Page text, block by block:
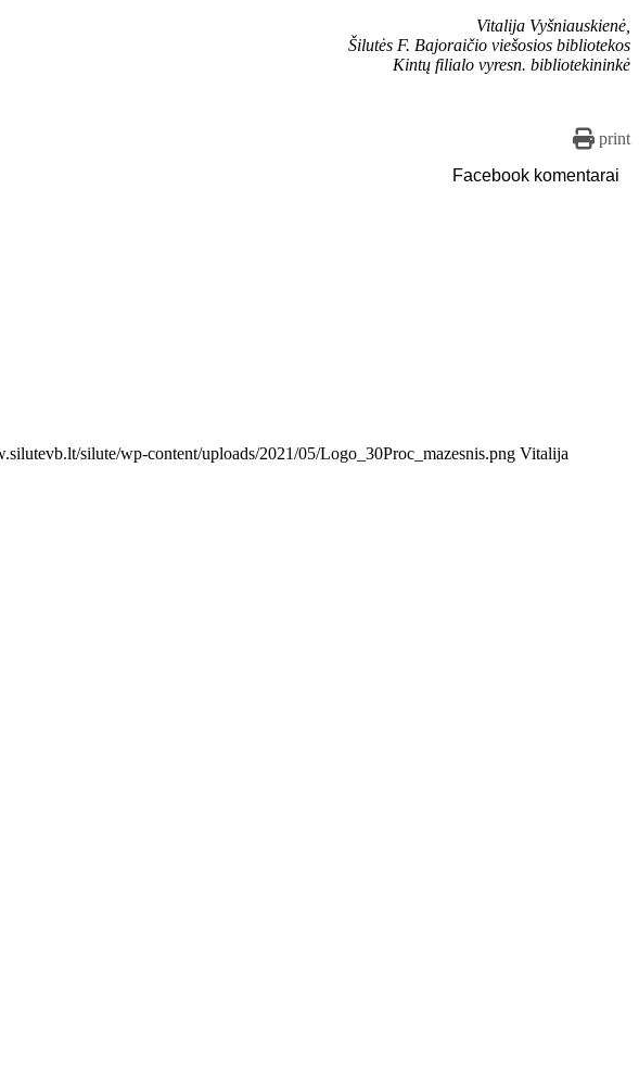
Vitalija Vyšniauskienė,
Šilutės F. Bajoraičio viešosios bibliotekos
Kintų filialo vyresn. bibliotekininkė
print
Facebook komentarai
silute/wp-content/uploads/2021/05/Logo_30Proc_mazesnis.png Vitalija